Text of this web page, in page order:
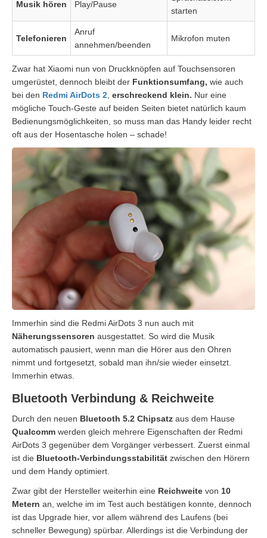
Musik hören Play/Pause
starten
Telefonieren
Anruf
annehmen/beenden
Mikrofon muten
Zwar hat Xiaomi nun von Druckknöpfen auf Touchsensoren
umgerüstet, dennoch bleibt der Funktionsumfang, wie auch
bei den Redmi AirDots 2, erschreckend klein. Nur eine
mögliche Touch-Geste auf beiden Seiten bietet natürlich kaum
Bedienungsmöglichkeiten, so muss man das Handy leider recht
oft aus der Hosentasche holen – schade!
Immerhin sind die Redmi AirDots 3 nun auch mit
Näherungssensoren ausgestattet. So wird die Musik
automatisch pausiert, wenn man die Hörer aus den Ohren
nimmt und fortgesetzt, sobald man ihn/sie wieder einsetzt.
Immerhin etwas.
Bluetooth Verbindung & Reichweite
Durch den neuen Bluetooth 5.2 Chipsatz aus dem Hause
Qualcomm werden gleich mehrere Eigenschaften der Redmi
AirDots 3 gegenüber dem Vorgänger verbessert. Zuerst einmal
ist die Bluetooth-Verbindungsstabilität zwischen den Hörern
und dem Handy optimiert.
Zwar gibt der Hersteller weiterhin eine Reichweite von 10
Metern an, welche im im Test auch bestätigen konnte, dennoch
ist das Upgrade hier, vor allem während des Laufens (bei
schneller Bewegung) spürbar. Allerdings ist die Verbindung der